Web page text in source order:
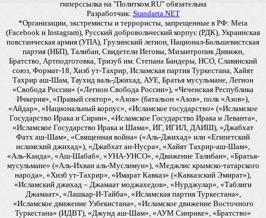
гиперссылка на "Политком.RU" обязательна
Разработчик: Standarta.NET
*Организации, экстремисты и террористы, запрещенные в РФ: Meta
(Facebook и Instagram), Русский добровольческий корпус (РДК), Украинская
повстанческая армия (УПА), Грузинский легион, Национал-Большевистская
партия (НБП), Талибан, Свидетели Иеговы, Мизантропик Дивижн,
Братство, Артподготовка, Тризуб им. Степана Бандеры, НСО, Славянский
союз, Формат-18, Хизб ут-Тахрир, Исламская партия Туркестана, Хайят
Тахрир аш-Шам, Таухид валь-Джихад, АУЕ, Братья мусульмане, Легион
«Свобода России» («Легион Свобода России»), «Чеченская Республика
Ичкерия», «Правый сектор», «Азов» (батальон «Азов», полк «Азов»),
«Айдар», «Национальный корпус», «Исламское государство» («Исламское
Государство Ирака и Сирии», «Исламское Государство Ирака и Леванта»,
«Исламское Государство Ирака и Шама», ИГ, ИГИЛ, ДАИШ), «Джабхат
Фатх аш-Шам», «Священная война» («Аль-Джихад» или «Египетский
исламский джихад»), «Джабхат ан-Нусра», «Хайят Тахрир-аш-Шам»,
«Аль-Каида», «Аш-Шабаб», «УНА-УНСО», «Движение Талибан», «Братья-
мусульмане» («Аль-Ихван аль-Муслимун»), «Меджлис крымско-татарского
народа», «Хизб ут-Тахрир», «Имарат Кавказ» («Кавказский Эмират»),
«Исламский джихад – Джамаат моджахедов», «Нурджулар», «Таблиги
Джамаат», «Лашкар-И-Тайба», «Исламская партия Туркестана»,
«Исламское движение Узбекистана», «Исламское движение Восточного
Туркестана» (ИДВТ), «Джунд аш-Шам», «АУМ Синрике», «Братство»